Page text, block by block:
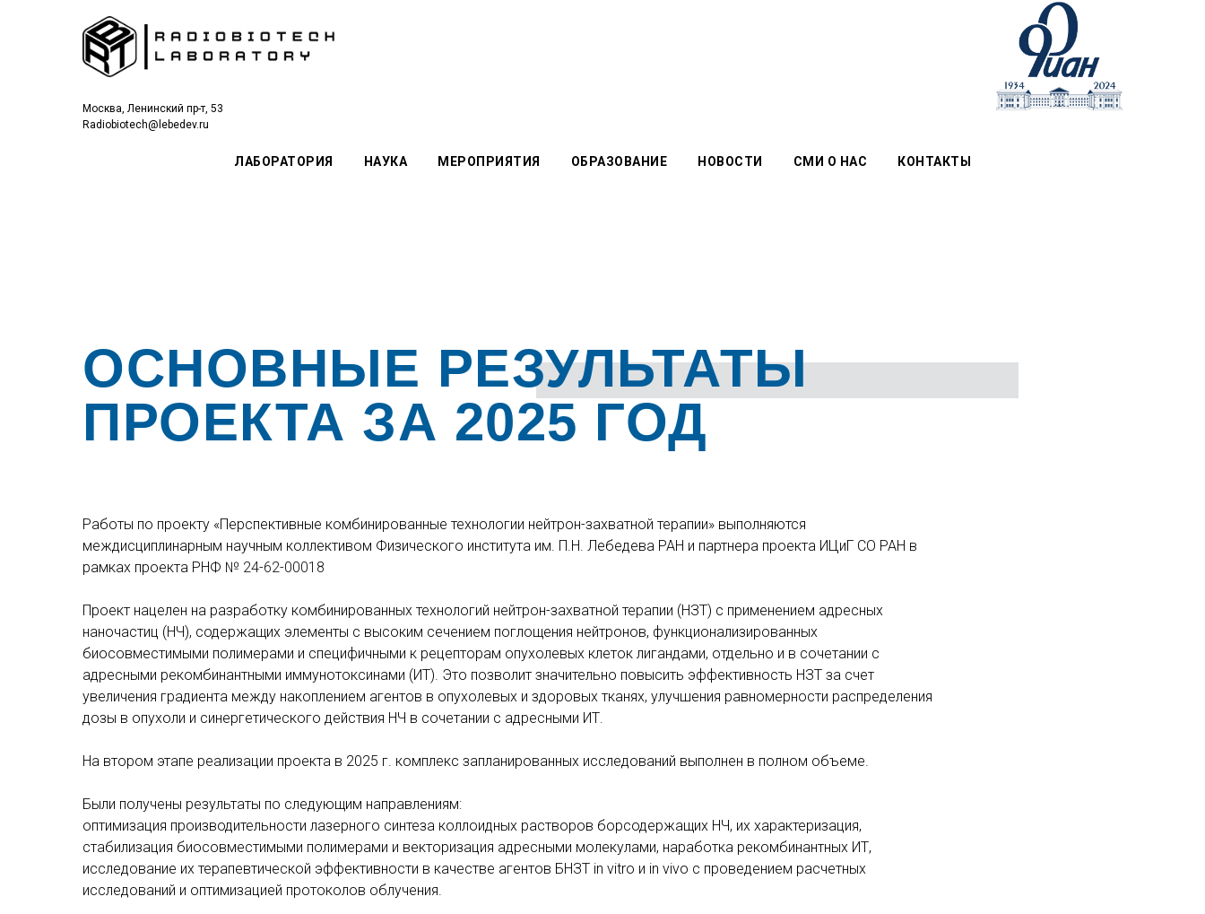
Москва, Ленинский пр-т, 53
Radiobiotech@lebedev.ru
ЛАБОРАТОРИЯ НАУКА МЕРОПРИЯТИЯ ОБРАЗОВАНИЕ НОВОСТИ СМИ О НАС КОНТАКТЫ
ОСНОВНЫЕ РЕЗУЛЬТАТЫ
ПРОЕКТА ЗА 2025 ГОД
Работы по проекту «Перспективные комбинированные технологии нейтрон-захватной терапии» выполняются
междисциплинарным научным коллективом Физического института им. П.Н. Лебедева РАН и партнера проекта ИЦиГ СО РАН в
рамках проекта РНФ № 24-62-00018
Проект нацелен на разработку комбинированных технологий нейтрон-захватной терапии (НЗТ) с применением адресных
наночастиц (НЧ), содержащих элементы с высоким сечением поглощения нейтронов, функционализированных
биосовместимыми полимерами и специфичными к рецепторам опухолевых клеток лигандами, отдельно и в сочетании с
адресными рекомбинантными иммунотоксинами (ИТ). Это позволит значительно повысить эффективность НЗТ за счет
увеличения градиента между накоплением агентов в опухолевых и здоровых тканях, улучшения равномерности распределения
дозы в опухоли и синергетического действия НЧ в сочетании с адресными ИТ.
На втором этапе реализации проекта в 2025 г. комплекс запланированных исследований выполнен в полном объеме.
Были получены результаты по следующим направлениям:
оптимизация производительности лазерного синтеза коллоидных растворов борсодержащих НЧ, их характеризация,
стабилизация биосовместимыми полимерами и векторизация адресными молекулами, наработка рекомбинантных ИТ,
исследование их терапевтической эффективности в качестве агентов БНЗТ in vitro и in vivo с проведением расчетных
исследований и оптимизацией протоколов облучения.